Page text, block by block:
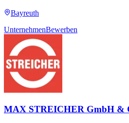
Bayreuth
UnternehmenBewerben
MAX STREICHER GmbH &